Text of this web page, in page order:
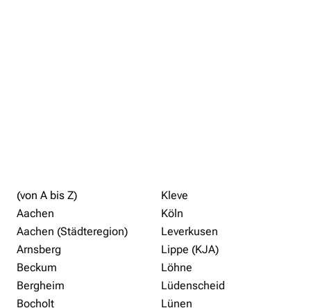
(von A bis Z)
Aachen
Aachen (Städteregion)
Arnsberg
Beckum
Bergheim
Bocholt
Kleve
Köln
Leverkusen
Lippe (KJA)
Löhne
Lüdenscheid
Lünen